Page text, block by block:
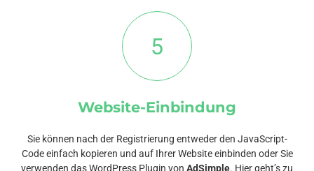
5
Website-Einbindung
Sie können nach der Registrierung entweder den JavaScript-
Code einfach kopieren und auf Ihrer Website einbinden oder Sie
verwenden dasWordPress Plugin von AdSimple. Hiergeht’s zu